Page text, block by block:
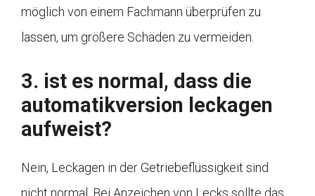
möglich von einem Fachmann überprüfen zu
lassen, um größere Schäden zu vermeiden.
3. ist es normal, dass die
automatikversion leckagen
aufweist?
Nein, Leckagen in der Getriebeflüssigkeit sind
nicht normal. Bei Anzeichen von Lecks sollte das